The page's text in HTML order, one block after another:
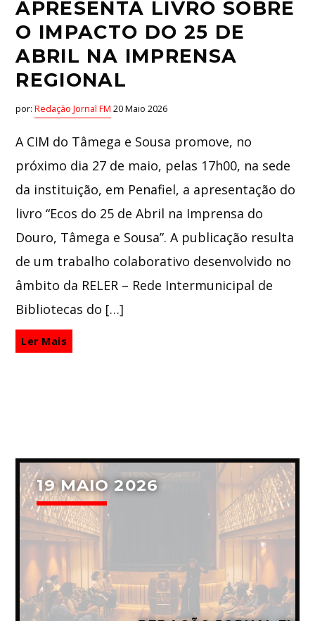
APRESENTA LIVRO SOBRE
O IMPACTO DO 25 DE
ABRIL NA IMPRENSA
REGIONAL
por:Redação Jornal FM 20 Maio 2026
A CIM do Tâmega e Sousa promove, no
próximo dia 27 de maio, pelas 17h00, na sede
da instituição, em Penafiel, a apresentação do
livro “Ecos do 25 de Abril na Imprensa do
Douro, Tâmega e Sousa”. A publicação resulta
de um trabalho colaborativo desenvolvido no
âmbito da RELER – Rede Intermunicipal de
Bibliotecas do […]
Ler Mais
19 MAIO 2026